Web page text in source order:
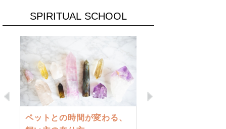
SPIRITUAL SCHOOL
Previous
ペットとの時間が変わる、